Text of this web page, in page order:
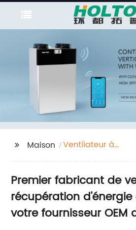
Maison
Ventilateur à
Premier fabricant de
récupération d'énergie
votre fournisseur OEM